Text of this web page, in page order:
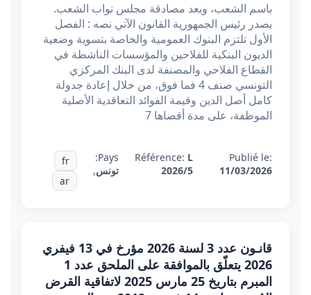
باسم الشعب، وبعد مصادقة مجلس نواب الشعب.
يصدر رئيس الجمهورية القانون الآتي نصه : الفصل
الأول تلتزم البنوك العمومية والخاصة بتسوية وضعية
الديون البنكية للفلاحين والمؤسسات الناشطة في
القطاع الفلاحي والمصنفة لدى البنك المركزي
التونسي صنف 4 فما فوق، من خلال إعادة جدولة
كامل أصل الدين وقيمة الفوائد التعاقدية الأصلية
الموظفة، على مدة أقصاها 7
Publié le:
11/03/2026
Référence: L
2026/5
Pays:
تونس,
fr
ar
قانـون عدد 3 لسنة 2026 مؤرخ في 13 فيفري
2026 يتعلّق بالموافقة على الملحق عدد 1
المبرم بتاريخ 25 مارس 2025 لاتفاقية القرض